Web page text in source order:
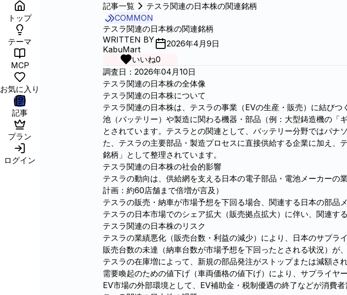
トップ
テーマ
MCP
お気に入り
記事
プラン
ログイン
記事一覧
テスラ関連の日本株の関連銘柄
COMMON
テスラ関連の日本株の関連銘柄
WRITTEN BY
KabuMart
2026年4月9日
いいね0
調査日：2026年04月10日
テスラ関連の日本株の全体像
テスラ関連の日本株について
テスラ関連の日本株は、テスラの事業（EVの生産・販売）に結び
池（バッテリー）や製造に関わる機器・部品（例：大型鋳造機の「
とされています。テスラとの関連として、バッテリー分野ではパナ
た、テスラの主要部品・製造プロセスに直接供給する企業に加え、
銘柄」として整理されています。
テスラ関連の日本株の社会的影響
テスラの動向は、供給網を支える日本の電子部品・電池メーカーの
計画：約60店舗まで倍増が言及）
テスラの販売・納車が市場予想を下回る場合、関連する日本の部品
テスラの日本市場でのシェア拡大（販売拠点拡大）に伴い、関連す
テスラ関連の日本株のリスク
テスラの業績悪化（販売台数・利益の減少）により、日本のサプラ
販売台数の未達（納車台数が市場予想を下回ったとされる状況）が
テスラの在庫増によって、新規の部品発注がストップまたは減額さ
需要喚起のための値下げ（車両価格の値下げ）により、サプライヤ
EV市場の外部環境として、EV補助金・税制優遇の終了などが消費